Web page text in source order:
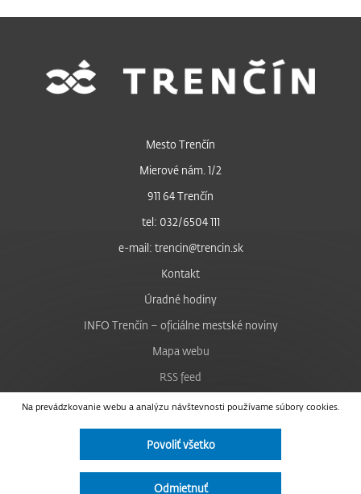
Na prevádzkovanie webu a analýzu návštevnosti používame súbory cookies.
Povoliť všetko
Odmietnuť
Mesto Trenčín
Mierové nám. 1/2
911 64 Trenčín
tel: 032/6504 111
e-mail: trencin@trencin.sk
Kontakt
Úradné hodiny
INFO Trenčín – oficiálne mestské noviny
Mapa webu
RSS feed
Nastavenie cookies
Facebook
Instagram